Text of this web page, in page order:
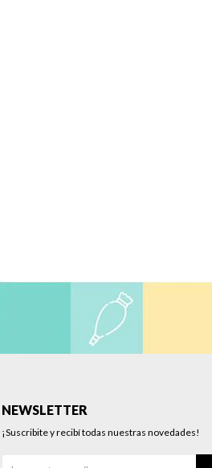
NEWSLETTER
¡Suscribite y recibí todas nuestras novedades!